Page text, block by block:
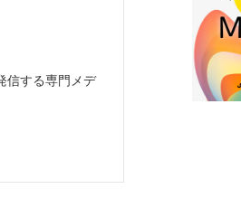
信する専門メデ